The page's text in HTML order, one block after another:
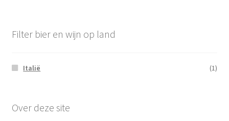
Filter bier en wijn op land
Italië (1)
Over deze site